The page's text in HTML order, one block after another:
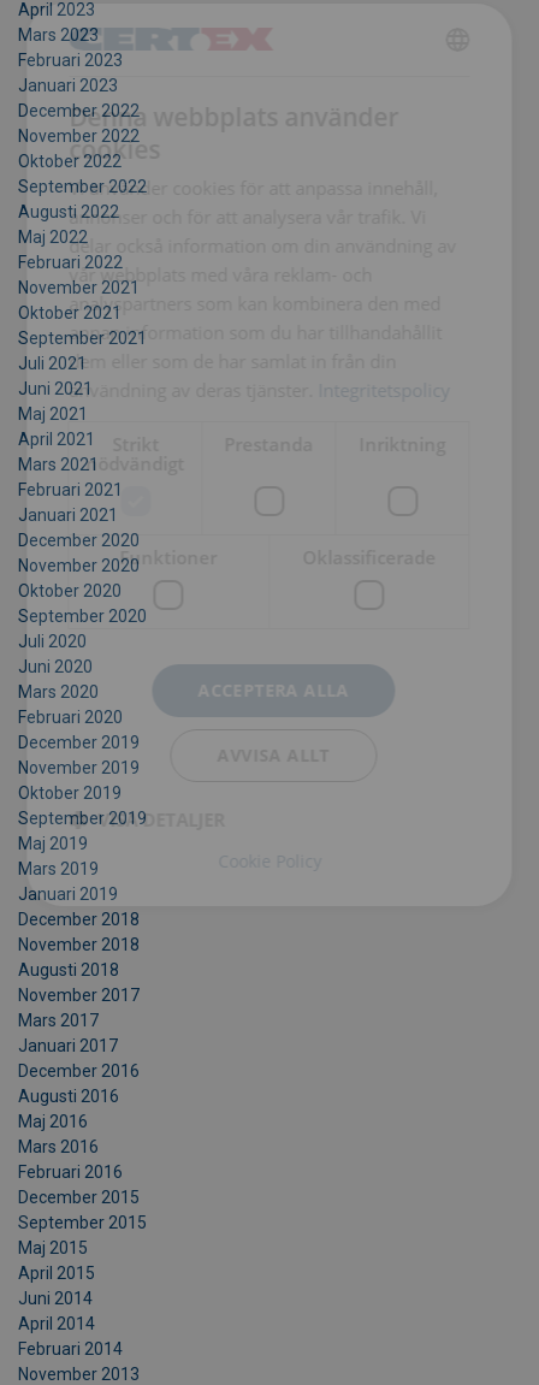
April 2023
Mars 2023
Februari 2023
Januari 2023
December 2022
November 2022
Oktober 2022
September 2022
Augusti 2022
Maj 2022
Februari 2022
November 2021
Oktober 2021
September 2021
Juli 2021
Juni 2021
Maj 2021
April 2021
Mars 2021
Februari 2021
Januari 2021
December 2020
November 2020
Oktober 2020
September 2020
Juli 2020
Juni 2020
Mars 2020
Februari 2020
December 2019
November 2019
Oktober 2019
September 2019
Maj 2019
Mars 2019
Januari 2019
December 2018
November 2018
Augusti 2018
November 2017
Mars 2017
Januari 2017
December 2016
Augusti 2016
Maj 2016
Mars 2016
Februari 2016
December 2015
September 2015
Maj 2015
April 2015
Juni 2014
April 2014
Februari 2014
November 2013
Denna webbplats använder
cookies
Vi använder cookies för att anpassa innehåll,
annonser och för att analysera vår trafik. Vi
delar också information om din användning av
vår webbplats med våra reklam- och
analyspartners som kan kombinera den med
annan information som du har tillhandahållit
dem eller som de har samlat in från din
användning av deras tjänster.
Integritetspolicy
nödvändigt
Funktioner
ACCEPTERA ALLA
VISA DETALJER
Cookie Policy